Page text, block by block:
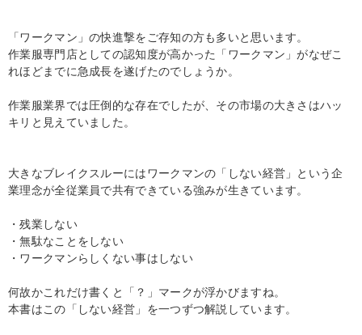
「ワークマン」の快進撃をご存知の方も多いと思います。
作業服専門店としての認知度が高かった「ワークマン」がなぜこ
れほどまでに急成長を遂げたのでしょうか。
作業服業界では圧倒的な存在でしたが、その市場の大きさはハッ
キリと見えていました。
大きなブレイクスルーにはワークマンの「しない経営」という企
業理念が全従業員で共有できている強みが生きています。
・残業しない
・無駄なことをしない
・ワークマンらしくない事はしない
何故かこれだけ書くと「？」マークが浮かびますね。
本書はこの「しない経営」を一つずつ解説しています。